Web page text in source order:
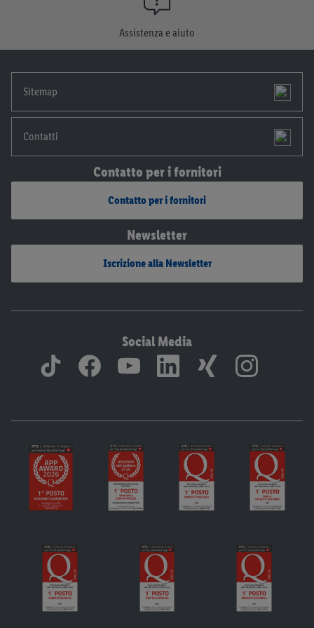
Assistenza e aiuto
Sitemap
Contatti
Contatto per i fornitori
Contatto per i fornitori
Newsletter
Iscrizione alla Newsletter
Social Media
momento con effetto per il futuro.Le note legali sono